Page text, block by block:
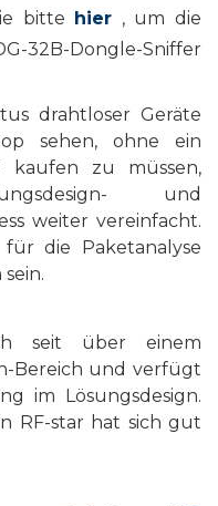
bitte hier , um die
Dongle-Sniffer
drahtloser Geräte
sehen, ohne ein
kaufen zu müssen,
und
weiter vereinfacht.
die Paketanalyse
seit über einem
Bereich und verfügt
im Lösungsdesign.
RF-star hat sich gut